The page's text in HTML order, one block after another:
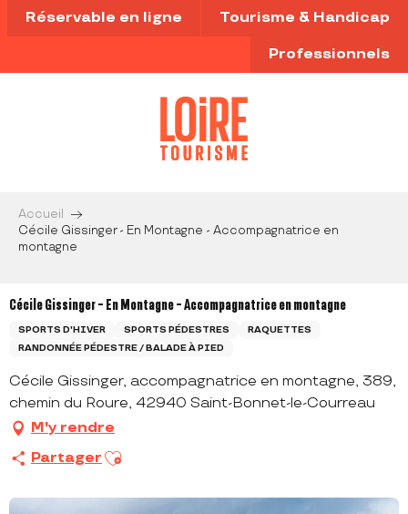
Aller
au
principal
Réservable en ligne Tourisme & Handicap
Professionnels
Accueil
Cécile Gissinger - En Montagne - Accompagnatrice en
montagne
Cécile Gissinger - En Montagne - Accompagnatrice en montagne
SPORTS D'HIVER SPORTS PÉDESTRES
RAQUETTES
RANDONNÉE PÉDESTRE / BALADE À PIED
Cécile Gissinger, accompagnatrice en montagne, 389,
chemin du Roure, 42940 Saint-Bonnet-le-Courreau
M'y rendre
Partager Ajouter aux favoris